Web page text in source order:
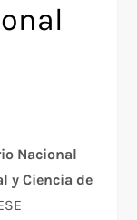
Nacional
y Ciencia de